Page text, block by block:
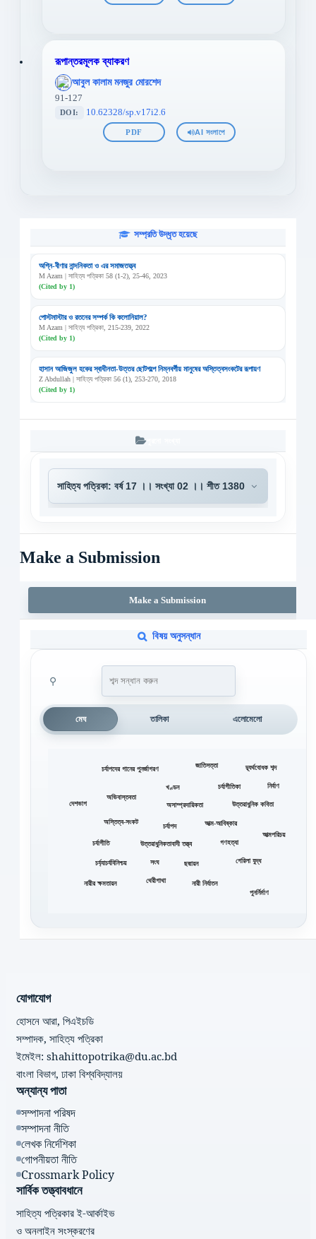
রূপান্তরমূলক ব্যাকরণ
';
};">
আবুল কালাম মনজুর মোরশেদ
91-127
DOI: 10.62328/sp.v17i2.6
PDF AI সংলাপে
সম্প্রতি উদ্ধৃত হয়েছে
অগ্নি-বীণার নান্দনিকতা ও এর সমাজতত্ত্ব
M Azam | সাহিত্য পত্রিকা 58 (1-2), 25-46, 2023
(Cited by 1)
পোস্টমাস্টার ও রতনের সম্পর্ক কি কলোনিয়াল?
M Azam | সাহিত্য পত্রিকা, 215-239, 2022
(Cited by 1)
হাসান আজিজুল হকের স্বাধীনতা-উত্তর ছোটগল্পে নিম্নবর্গীয় মানুষের অস্তিত্বসংকটের রূপায়ণ
Z Abdullah | সাহিত্য পত্রিকা 56 (1), 253-270, 2018
(Cited by 1)
Make a Submission
Make a Submission
বিষয় অনুসন্ধান
⚲
মেঘ তালিকা এলোমেলো
অভিবাস্তবতা
অসাম্প্রদায়িকতা
অস্তিত্ব-সংকট আত্ম-আবিষ্কার
আত্মপরিচয়
উত্তরাধুনিক কবিতা
উত্তরাধুনিকতাবাদী তত্ত্ব
খণ্ডন
গণহত্যা
গেরিলা যুদ্ধ
চর্যাগীতি
চর্যাগীতিকা
চর্যাপদ
চর্যাপদের গানের পুনর্জাগরণ
চর্য্যাচর্যবিনিশ্চয় ছদ্মায়ন
জাতিসত্তা
থেরীগাথা
দেশভাগ
দ্ব্যর্থবোধক শব্দ
নারী নির্যাতন
নারীর ক্ষমতায়ন
নির্বাণ
পুনর্নির্মাণ
সংঘ
যোগাযোগ
হোসনে আরা, পিএইচডি
সম্পাদক, সাহিত্য পত্রিকা
ইমেইল: shahittopotrika@du.ac.bd
বাংলা বিভাগ, ঢাকা বিশ্ববিদ্যালয়
অন্যান্য পাতা
সম্পাদনা পরিষদ
সম্পাদনা নীতি
লেখক নির্দেশিকা
গোপনীয়তা নীতি
Crossmark Policy
সার্বিক তত্ত্বাবধানে
সাহিত্য পত্রিকার ই-আর্কাইভ
ও অনলাইন সংস্করণের